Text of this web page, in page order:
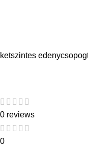
ketszintes
0 reviews
0